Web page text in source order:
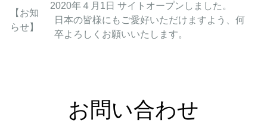
【お知
らせ】
2020年４月1日 サイトオープンしました。
日本の皆様にもご愛好いただけますよう、何
卒よろしくお願いいたします。
お問い合わせ